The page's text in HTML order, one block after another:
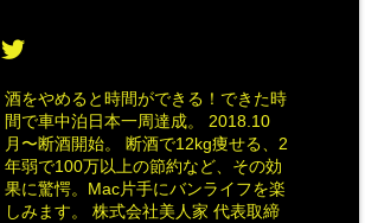
酒をやめると時間ができる！できた時
間で車中泊日本一周達成。 2018.10
月〜断酒開始。 断酒で12kg痩せる、2
年弱で100万以上の節約など、その効
果に驚愕。Mac片手にバンライフを楽
しみます。 株式会社美人家 代表取締